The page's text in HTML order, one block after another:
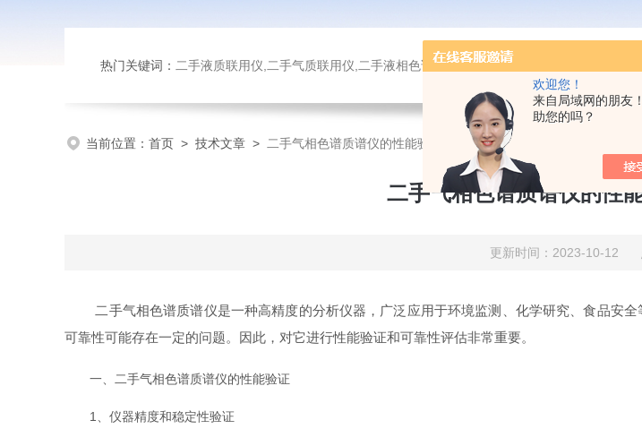
欢迎您！
来自局域网的朋友
助您的吗？
热门关键词： 二手液质联用仪,二手气质联用仪,二手液相色谱仪,实验室仪器维/修维保,实验室搬家,
当前位置： 首页 > 技术文章 > 二手气相色谱质谱仪的性能验证与可靠性评估
二手气相色谱质谱仪的性
更新时间：2023-10-12
二手气相色谱质谱仪是一种高精度的分析仪器，广泛应用于环境监测、化学研究、食品安全
可靠性可能存在一定的问题。因此，对它进行性能验证和可靠性评估非常重要。
一、二手气相色谱质谱仪的性能验证
1、仪器精度和稳定性验证